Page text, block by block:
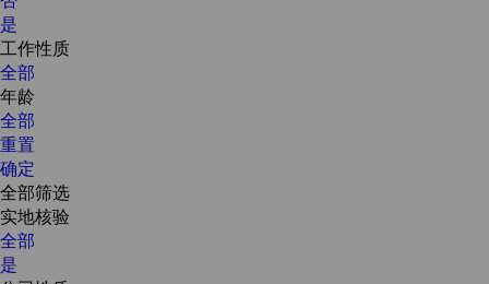
是
工作性质
全部
年龄
全部
重置
确定
全部筛选
实地核验
全部
是